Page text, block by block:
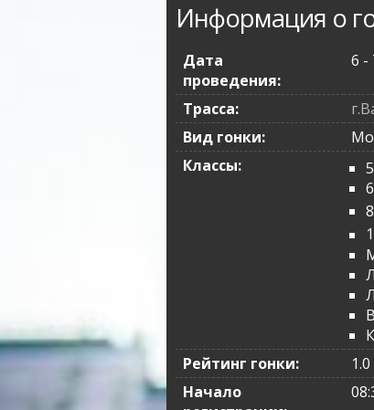
Информация о
Дата
проведения:
6 -
Трасса:
Вид гонки:
Классы:
Рейтинг гонки:
1.0
Начало